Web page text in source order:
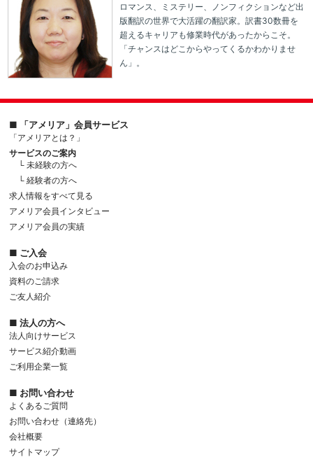
ロマンス、ミステリー、ノンフィクションなど出
版翻訳の世界で大活躍の翻訳家。訳書30数冊を
超えるキャリアも修業時代があったからこそ。
「チャンスはどこからやってくるかわかりませ
ん」。
■ 「アメリア」会員サービス
「アメリアとは？」
サービスのご案内
└ 未経験の方へ
└ 経験者の方へ
求人情報をすべて見る
アメリア会員インタビュー
アメリア会員の実績
■ ご入会
入会のお申込み
資料のご請求
ご友人紹介
■ 法人の方へ
法人向けサービス
サービス紹介動画
ご利用企業一覧
■ お問い合わせ
よくあるご質問
お問い合わせ（連絡先）
会社概要
サイトマップ